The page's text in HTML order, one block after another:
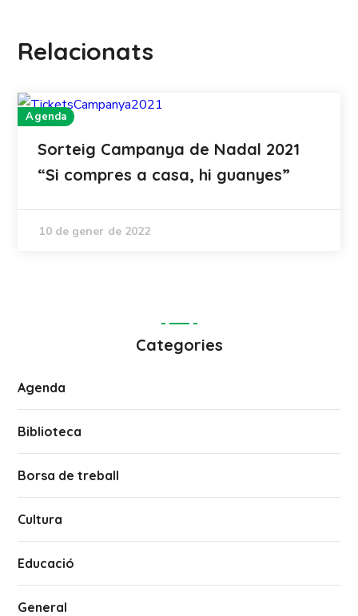
Relacionats
Agenda
Sorteig Campanya de Nadal 2021
“Si compres a casa, hi guanyes”
10 de gener de 2022
Categories
Agenda
Biblioteca
Borsa de treball
Cultura
Educació
General